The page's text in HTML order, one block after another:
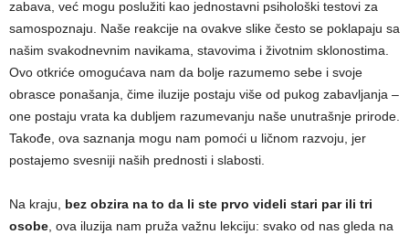
zabava, već mogu poslužiti kao jednostavni psihološki testovi za
samospoznaju. Naše reakcije na ovakve slike često se poklapaju sa
našim svakodnevnim navikama, stavovima i životnim sklonostima.
Ovo otkriće omogućava nam da bolje razumemo sebe i svoje
obrasce ponašanja, čime iluzije postaju više od pukog zabavljanja –
one postaju vrata ka dubljem razumevanju naše unutrašnje prirode.
Takođe, ova saznanja mogu nam pomoći u ličnom razvoju, jer
postajemo svesniji naših prednosti i slabosti.
Na kraju, bez obzira na to da li ste prvo videli stari par ili tri
osobe, ova iluzija nam pruža važnu lekciju: svako od nas gleda na